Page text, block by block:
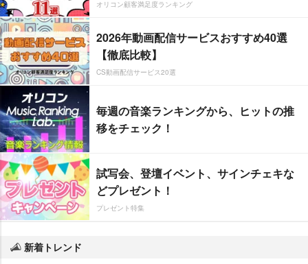
オリコン顧客満足度ランキング
2026年動画配信サービスおすすめ40選
【徹底比較】
CS動画配信サービス20選
毎週の音楽ランキングから、ヒットの推
移をチェック！
試写会、登壇イベント、サインチェキな
どプレゼント！
プレゼント特集
新着トレンド